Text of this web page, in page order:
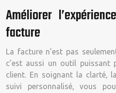
Améliorer
facture
La facture n’est pas
c’est aussi un outil puissant
client. En soignant la clarté,
suivi personnalisé, vous